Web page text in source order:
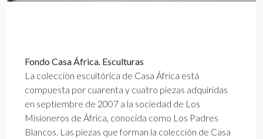
Fondo Casa África. Esculturas
La colección escultórica de Casa África está
compuesta por cuarenta y cuatro piezas adquiridas
en septiembre de 2007 a la sociedad de Los
Misioneros de África, conocida como Los Padres
Blancos. Las piezas que forman la colección de Casa